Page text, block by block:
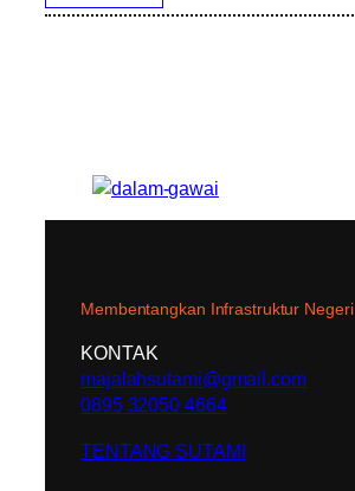
Membentangkan Infrastruktur Negeri
KONTAK
majalahsutami@gmail.com
0895 32050 4664
TENTANG SUTAMI